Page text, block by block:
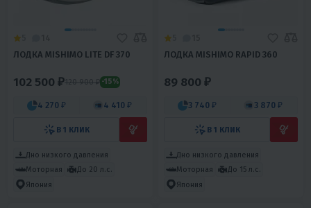
ЛОДКА MISHIMO LITE DF 370
102 500 ₽120 900 ₽ -15%
4 270 ₽ 4 410 ₽
В 1 КЛИК
Дно низкого давления
Моторная
До 20 л.с.
Япония
ЛОДКА MISHIMO RAPID 360
89 800 ₽
3 740 ₽ 3 870 ₽
В 1 КЛИК
Дно низкого давления
Моторная
До 15 л.с.
Япония